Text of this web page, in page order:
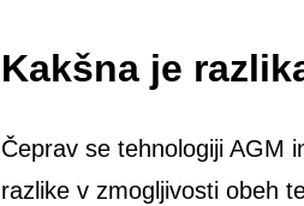
Kakšna je
Čeprav se tehnologiji AGM
razlike v zmogljivosti obeh